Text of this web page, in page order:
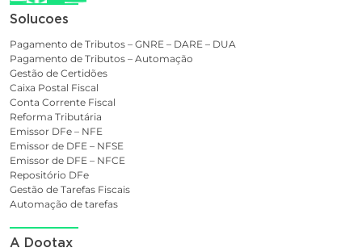
Solucoes
Pagamento de Tributos – GNRE – DARE – DUA
Pagamento de Tributos – Automação
Gestão de Certidões
Caixa Postal Fiscal
Conta Corrente Fiscal
Reforma Tributária
Emissor DFe – NFE
Emissor de DFE – NFSE
Emissor de DFE – NFCE
Repositório DFe
Gestão de Tarefas Fiscais
Automação de tarefas
A Dootax